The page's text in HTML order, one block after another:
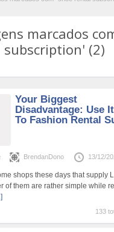
marcados
(2)
Your Biggest
Disadvantage: Use It
To Fashion Rental
BrendanDono 13/12/
shops these days that supply
of them are rather simple while
133